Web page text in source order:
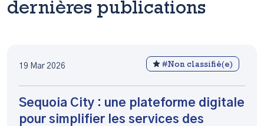
dernières publications
19 Mar 2026 #Non classifié(e)
Sequoia City : une plateforme digitale
pour simplifier les services des